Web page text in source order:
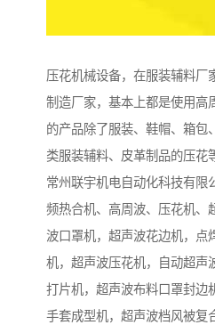
压花机械设备，在服装辅料厂
制造厂家，基本上都是使用高
的产品除了服装、鞋帽、箱包
类服装辅料、皮革制品的压花
常州联宇机电自动化科技有限
频热合机、高周波、压花机
波口罩机，超声波花边机，点
机，超声波压花机，自动超声
打片机，超声波布料口罩封边
手套成型机，超声波档风被复